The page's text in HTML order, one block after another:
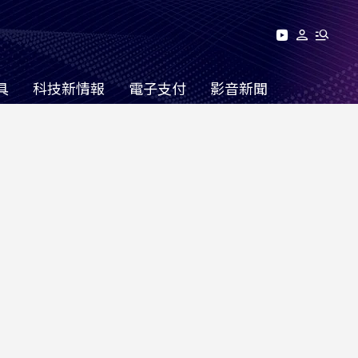
科技新情報 電子支付 影音新聞